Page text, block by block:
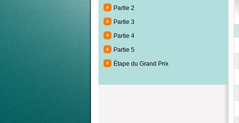
Partie 2
Partie 3
Partie 4
Partie 5
Étape du Grand Prix